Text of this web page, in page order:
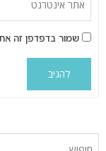
שמור בדפדפן זה